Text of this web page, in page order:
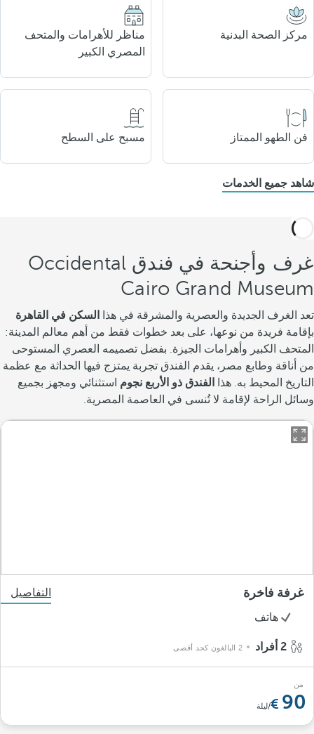
مركز الصحة البدنية
مناظر للأهرامات والمتحف
المصري الكبير
فن الطهو الممتاز مسبح على السطح
شاهد جميع الخدمات
غرف وأجنحة في فندق Occidental
Cairo Grand Museum
تعد الغرف الجديدة والعصرية والمشرقة في هذا
السكن في القاهرة
بإقامة فريدة من نوعها، على بعد خطوات فقط من أهم معالم المدينة:
المتحف الكبير وأهرامات الجيزة. بفضل تصميمه العصري المستوحى
من أناقة وطابع مصر، يقدم الفندق تجربة يمتزج فيها الحداثة مع عظمة
التاريخ المحيط به. هذا
الفندق ذو الأربع نجوم استثنائي ومجهز بجميع
وسائل الراحة لإقامة لا تُنسى في العاصمة المصرية.
غرفة فاخرة
التفاصيل
هاتف
2 البالغون كحد أقصى
من
90 /ليلة